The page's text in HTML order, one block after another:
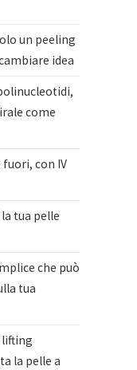
un peeling
idea
come
con IV
tua pelle
che può
tua
lifting
la pelle a